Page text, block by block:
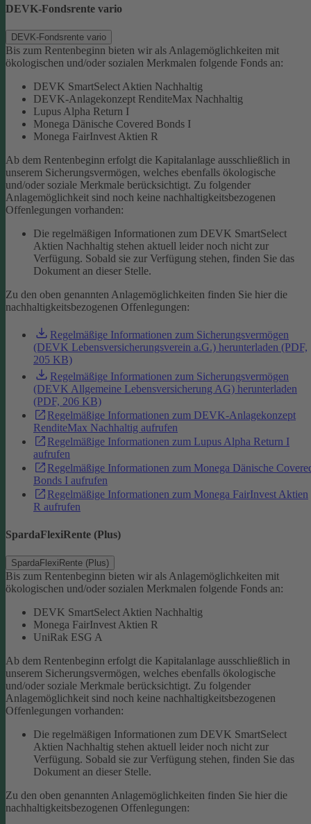
DEVK-Fondsrente vario
DEVK-Fondsrente vario
Bis zum Rentenbeginn bieten wir als Anlagemöglichkeiten mit
ökologischen und/oder sozialen Merkmalen folgende Fonds an:
DEVK SmartSelect Aktien Nachhaltig
DEVK-Anlagekonzept RenditeMax Nachhaltig
Lupus Alpha Return I
Monega Dänische Covered Bonds I
Monega FairInvest Aktien R
Ab dem Rentenbeginn erfolgt die Kapitalanlage ausschließlich in
unserem Sicherungsvermögen, welches ebenfalls ökologische
und/oder soziale Merkmale berücksichtigt. Zu folgender
Anlagemöglichkeit sind noch keine nachhaltigkeitsbezogenen
Offenlegungen vorhanden:
Die regelmäßigen Informationen zum DEVK SmartSelect
Aktien Nachhaltig stehen aktuell leider noch nicht zur
Verfügung. Sobald sie zur Verfügung stehen, finden Sie das
Dokument an dieser Stelle.
Zu den oben genannten Anlagemöglichkeiten finden Sie hier die
nachhaltigkeitsbezogenen Offenlegungen:
Regelmäßige Informationen zum Sicherungsvermögen
(DEVK Lebensversicherungsverein a.G.) herunterladen (PDF,
205 KB)
Regelmäßige Informationen zum Sicherungsvermögen
(DEVK Allgemeine Lebensversicherung AG) herunterladen
(PDF, 206 KB)
Regelmäßige Informationen zum DEVK-Anlagekonzept
RenditeMax Nachhaltig aufrufen
Regelmäßige Informationen zum Lupus Alpha Return I
aufrufen
Regelmäßige Informationen zum Monega Dänische
Bonds I aufrufen
Regelmäßige Informationen zum Monega FairInvest Aktien
R aufrufen
SpardaFlexiRente (Plus)
SpardaFlexiRente (Plus)
Bis zum Rentenbeginn bieten wir als Anlagemöglichkeiten mit
ökologischen und/oder sozialen Merkmalen folgende Fonds an:
DEVK SmartSelect Aktien Nachhaltig
Monega FairInvest Aktien R
UniRak ESG A
Ab dem Rentenbeginn erfolgt die Kapitalanlage ausschließlich in
unserem Sicherungsvermögen, welches ebenfalls ökologische
und/oder soziale Merkmale berücksichtigt. Zu folgender
Anlagemöglichkeit sind noch keine nachhaltigkeitsbezogenen
Offenlegungen vorhanden:
Die regelmäßigen Informationen zum DEVK SmartSelect
Aktien Nachhaltig stehen aktuell leider noch nicht zur
Verfügung. Sobald sie zur Verfügung stehen, finden Sie das
Dokument an dieser Stelle.
Zu den oben genannten Anlagemöglichkeiten finden Sie hier die
nachhaltigkeitsbezogenen Offenlegungen: